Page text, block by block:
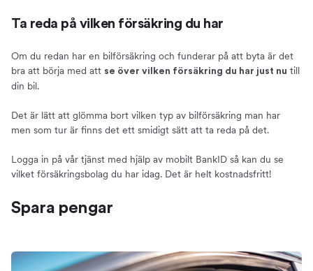
Ta reda på vilken försäkring du har
Om du redan har en bilförsäkring och funderar på att byta är det
bra att börja med att se över vilken försäkring du har just nu till
din bil.
Det är lätt att glömma bort vilken typ av bilförsäkring man har
men som tur är finns det ett smidigt sätt att ta reda på det.
Logga in på vår tjänst med hjälp av mobilt BankID så kan du se
vilket försäkringsbolag du har idag. Det är helt kostnadsfritt!
Spara pengar